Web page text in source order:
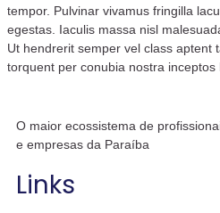
tempor. Pulvinar vivamus fringilla
egestas. Iaculis massa nisl
Ut hendrerit semper vel class aptent
torquent per conubia nostra inceptos
O maior ecossistema de
e empresas da Paraíba
Links